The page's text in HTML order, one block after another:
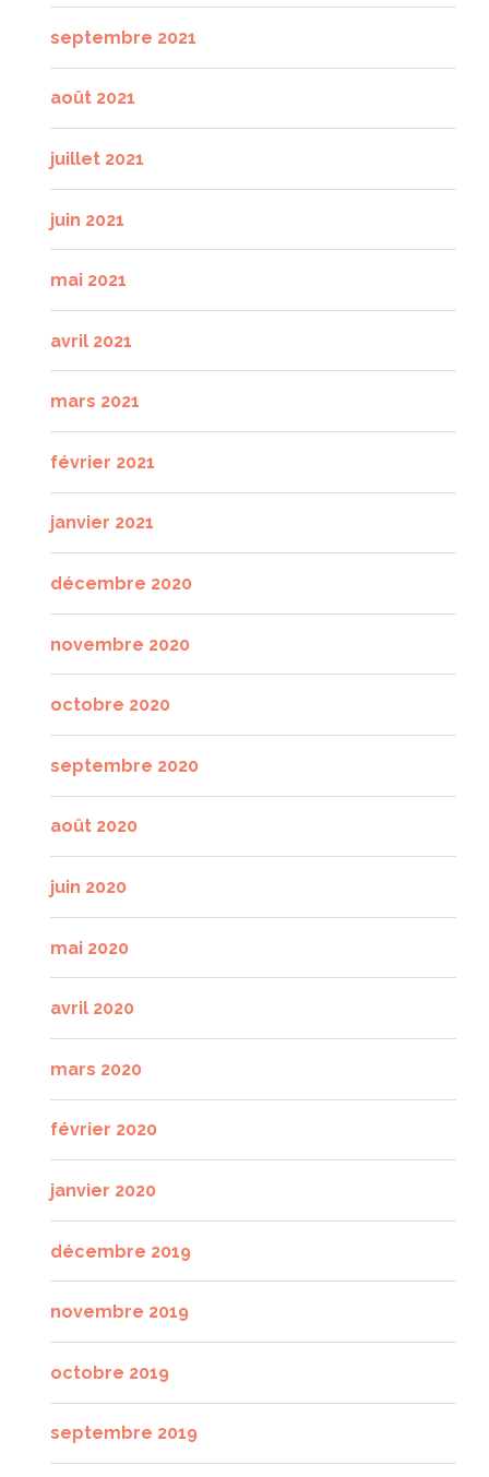
septembre 2021
août 2021
juillet 2021
juin 2021
mai 2021
avril 2021
mars 2021
février 2021
janvier 2021
décembre 2020
novembre 2020
octobre 2020
septembre 2020
août 2020
juin 2020
mai 2020
avril 2020
mars 2020
février 2020
janvier 2020
décembre 2019
novembre 2019
octobre 2019
septembre 2019